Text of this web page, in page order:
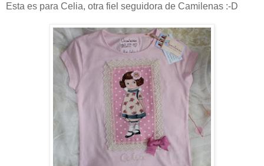
Esta es para Celia, otra fiel seguidora de Camilenas :-D